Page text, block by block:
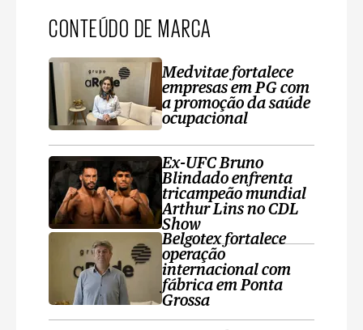
CONTEÚDO DE MARCA
Medvitae fortalece
empresas em PG com
a promoção da saúde
ocupacional
Ex-UFC Bruno
Blindado enfrenta
tricampeão mundial
Arthur Lins no CDL
Show
Belgotex fortalece
operação
internacional com
fábrica em Ponta
Grossa